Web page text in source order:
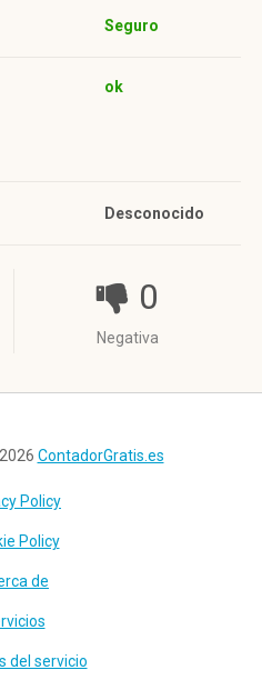
Seguro
ok
Desconocido
0
Negativa
ContadorGratis.es
Policy
Policy
de
del servicio